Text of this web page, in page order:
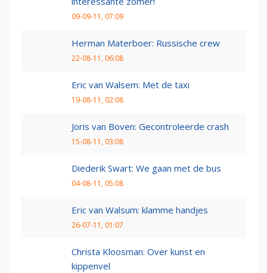
09-09-11, 07:09
Herman Materboer: Russische crew
22-08-11, 06:08
Eric van Walsem: Met de taxi
19-08-11, 02:08
Joris van Boven: Gecontroleerde crash
15-08-11, 03:08
Diederik Swart: We gaan met de bus
04-08-11, 05:08
Eric van Walsum: klamme handjes
26-07-11, 01:07
Christa Kloosman: Over kunst en
kippenvel